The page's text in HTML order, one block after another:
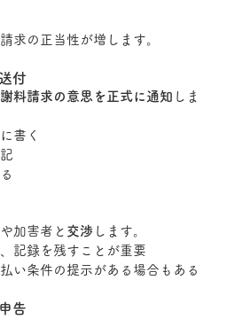
求の正当性が増します。
付
料請求の意思を正式に通知 しま
書く
加害者と 交渉 します。
記録を残すことが重要
い条件の提示がある場合もある
告